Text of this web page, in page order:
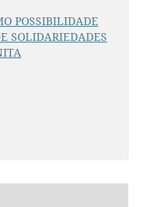
POSSIBILIDADE
SOLIDARIEDADES